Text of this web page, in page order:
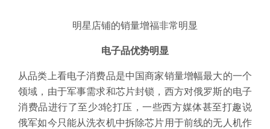
明星店铺的销量增福非常明显
电子品优势明显
从品类上看电子消费品是中国商家销量增幅最大的一个
领域，由于军事需求和芯片封锁，西方对俄罗斯的电子
消费品进行了至少3轮打压，一些西方媒体甚至打趣说
俄军如今只能从洗衣机中拆除芯片用于前线的无人机作